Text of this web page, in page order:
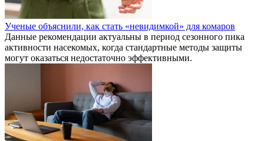
Ученые объяснили, как стать «невидимкой» для комаров
Данные рекомендации актуальны в период сезонного пика
активности насекомых, когда стандартные методы защиты
могут оказаться недостаточно эффективными.